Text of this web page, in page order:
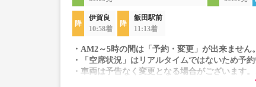
伊賀良
10:58着
飯田駅前
11:13着
・AM2～5時の間は「予約・変更」が出来ません。
・「空席状況」はリアルタイムではないため予
・車両は予告なく変更となる場合がございます